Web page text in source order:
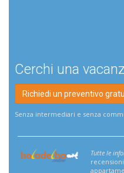
Cerchi una
Richiedi un preventivo
Senza intermediari e senza
Tutte le